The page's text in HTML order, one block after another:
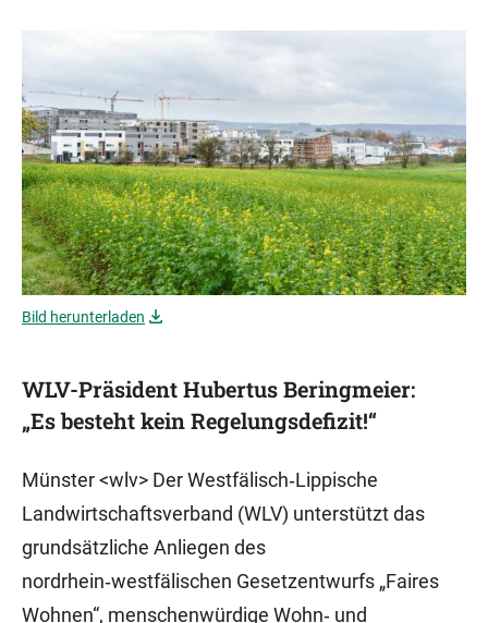
Bild herunterladen
WLV-Präsident Hubertus Beringmeier:
„Es besteht kein Regelungsdefizit!“
Münster <wlv> Der Westfälisch‑Lippische
Landwirtschaftsverband (WLV) unterstützt das
grundsätzliche Anliegen des
nordrhein‑westfälischen Gesetzentwurfs „Faires
Wohnen“, menschenwürdige Wohn‑ und